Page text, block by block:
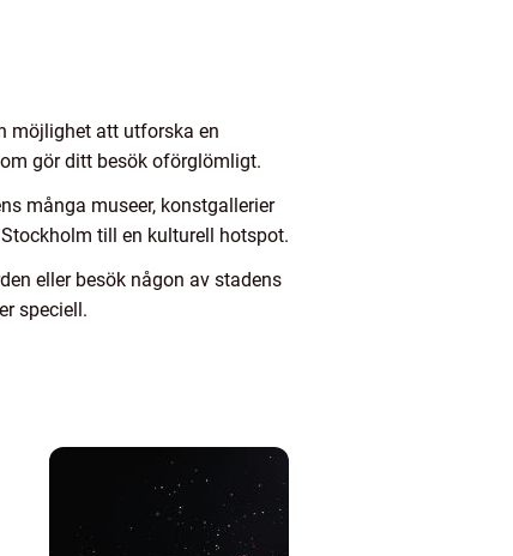
möjlighet att utforska en
gör ditt besök oförglömligt.
många museer, konstgallerier
till en kulturell hotspot.
eller besök någon av stadens
speciell.